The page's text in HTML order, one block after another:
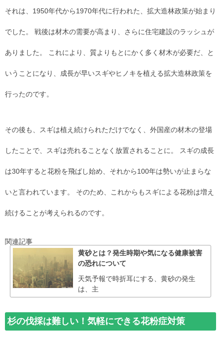
それは、1950年代から1970年代に行われた、拡大造林政策が始まり
でした。 戦後は材木の需要が高まり、さらに住宅建設のラッシュが
ありました。 これにより、質よりもとにかく多く材木が必要だ、と
いうことになり、成長が早いスギやヒノキを植える拡大造林政策を
行ったのです。
その後も、スギは植え続けられただけでなく、外国産の材木の登場
したことで、スギは売れることなく放置されることに。 スギの成長
は30年すると花粉を飛ばし始め、それから100年は勢いが止まらな
いと言われています。 そのため、これからもスギによる花粉は増え
続けることが考えられるのです。
関連記事
黄砂とは？発生時期や気になる健康被害
の恐れについて
天気予報で時折耳にする、黄砂の発生
は、主
杉の伐採は難しい！気軽にできる花粉症対策